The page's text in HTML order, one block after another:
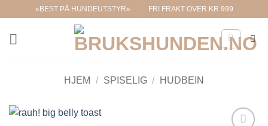
content
«BEST PÅ HUNDEUTSTYR» FRI FRAKT OVER KR 999
HJEM / SPISELIG / HUDBEIN